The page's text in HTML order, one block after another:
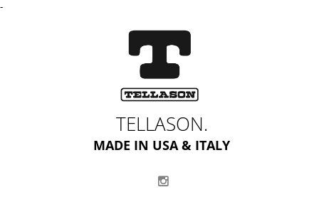
-
TELLASON.
MADE IN USA & ITALY